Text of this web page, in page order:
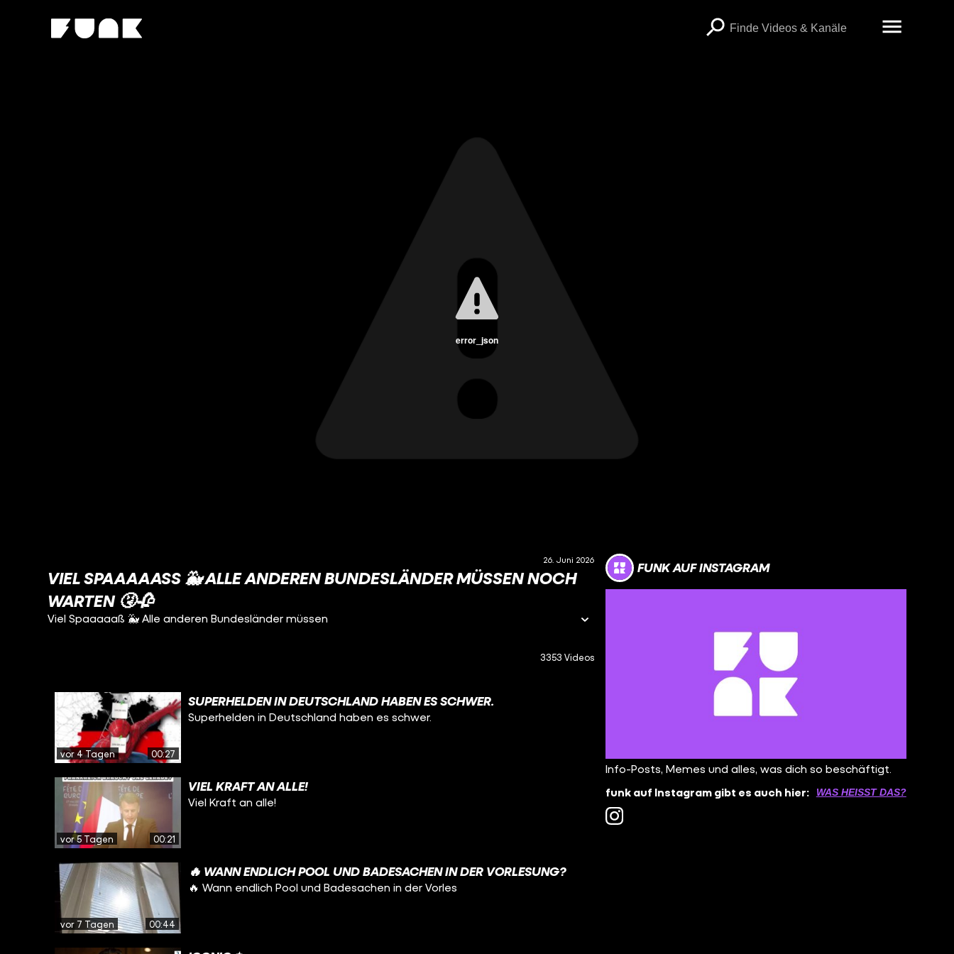
error_json
FUNK AUF INSTAGRAM
Info-Posts, Memes und alles, was dich so beschäftigt.
funk auf Instagram gibt es auch hier:
WAS HEISST DAS?
26. Juni 2026
VIEL SPAAAAASS 🐳 ALLE ANDEREN BUNDESLÄNDER MÜSSEN NOCH W
ARTEN 🤧🥀
Viel Spaaaaaß 🐳 Alle anderen Bundesländer müssen
3353 Videos
vor 4 Tagen 00:27
SUPERHELDEN IN DEUTSCHLAND HABEN ES SCHWER.
Superhelden in Deutschland haben es schwer.
vor 5 Tagen 00:21
VIEL KRAFT AN ALLE!
Viel Kraft an alle!
vor 7 Tagen 00:44
🔥 WANN ENDLICH POOL UND BADESACHEN IN DER VORLESUNG?
🔥 Wann endlich Pool und Badesachen in der Vorles